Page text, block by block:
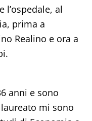
l’ospedale, al
prima a
Realino e ora a
anni e sono
mi sono